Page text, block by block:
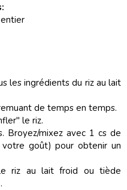
les ingrédients du riz au lait
de temps en temps.
le riz.
Broyez/mixez avec 1 cs de
goût) pour obtenir un
riz au lait froid ou tiède